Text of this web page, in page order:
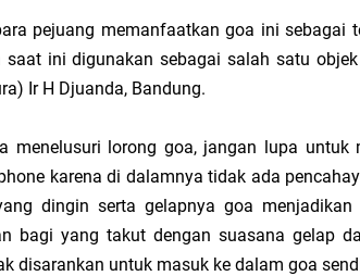
KPI yang Hanya Bertumpu pada Aspek Kuantitas
KPI Berbasis Volume; Ilusi Pertumbuhan Tanpa Batas
Ritual dan Realitas; Ironi Beragama di Indonesia
pejuang memanfaatkan goa ini sebagai
saat ini digunakan sebagai salah satu
Ir H Djuanda, Bandung.
menelusuri lorong goa, jangan lupa untuk
karena di dalamnya tidak ada
dingin serta gelapnya goa menjadikan
bagi yang takut dengan suasana gelap
disarankan untuk masuk ke dalam goa